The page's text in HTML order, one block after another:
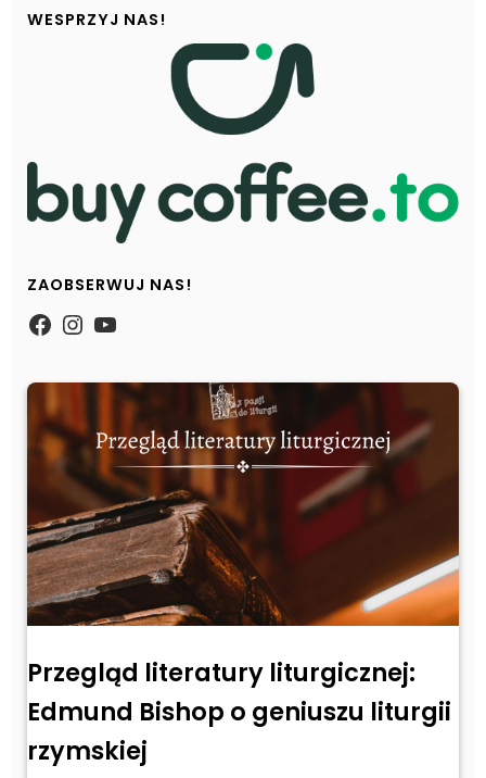
WESPRZYJ NAS!
ZAOBSERWUJ NAS!
https://www.facebook.com/
Instagram
YouTube
Przegląd literatury liturgicznej:
Edmund Bishop o geniuszu liturgii
rzymskiej